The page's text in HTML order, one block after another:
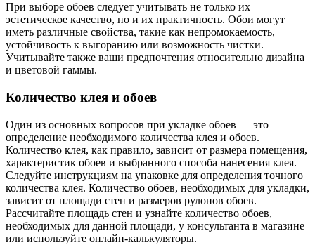
При выборе обоев следует учитывать не только их
эстетическое качество, но и их практичность. Обои могут
иметь различные свойства, такие как непромокаемость,
устойчивость к выгоранию или возможность чистки.
Учитывайте также ваши предпочтения относительно дизайна
и цветовой гаммы.
Количество клея и обоев
Один из основных вопросов при укладке обоев — это
определение необходимого количества клея и обоев.
Количество клея, как правило, зависит от размера помещения,
характеристик обоев и выбранного способа нанесения клея.
Следуйте инструкциям на упаковке для определения точного
количества клея. Количество обоев, необходимых для укладки,
зависит от площади стен и размеров рулонов обоев.
Рассчитайте площадь стен и узнайте количество обоев,
необходимых для данной площади, у консультанта в магазине
или используйте онлайн-калькуляторы.